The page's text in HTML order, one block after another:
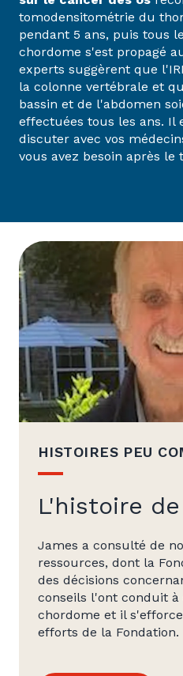
tomodensitométrie du
pendant 5 ans, puis tous
chordome s'est propagé
experts suggèrent que
la colonne vertébrale et
bassin et de l'abdomen
effectuées tous les ans. Il
discuter avec vos
vous avez besoin après le
HISTOIRES PEU
L'histoire
James a consulté de
ressources, dont la
des décisions
conseils l'ont conduit à
chordome et il
efforts de la Fondation.